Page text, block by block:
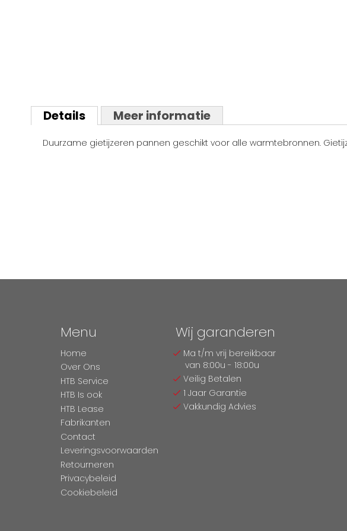
naar
het
van
Details
Duurzame gietijzeren pannen geschikt voor alle warmtebronnen.
Meer informatie
Menu
Home
Over Ons
HTB Service
HTB Is ook
HTB Lease
Fabrikanten
Contact
Leveringsvoorwaarden
Retourneren
Privacybeleid
Cookiebeleid
Wij garanderen
Ma t/m vrij bereikbaar
van 8:00u - 18:00u
Veilig Betalen
1 Jaar Garantie
Vakkundig Advies